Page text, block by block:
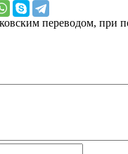
переводом, при